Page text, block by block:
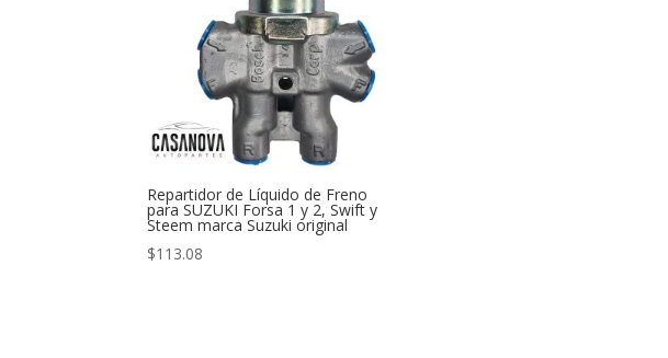
Repartidor de Líquido de Freno
para SUZUKI Forsa 1 y 2, Swift y
Steem marca Suzuki original
$113.08